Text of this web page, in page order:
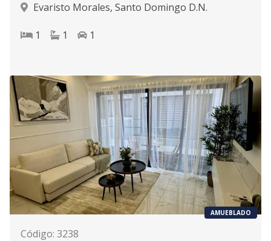
Evaristo Morales, Santo Domingo D.N.
1 1 1
AMUEBLADO
Código: 3238